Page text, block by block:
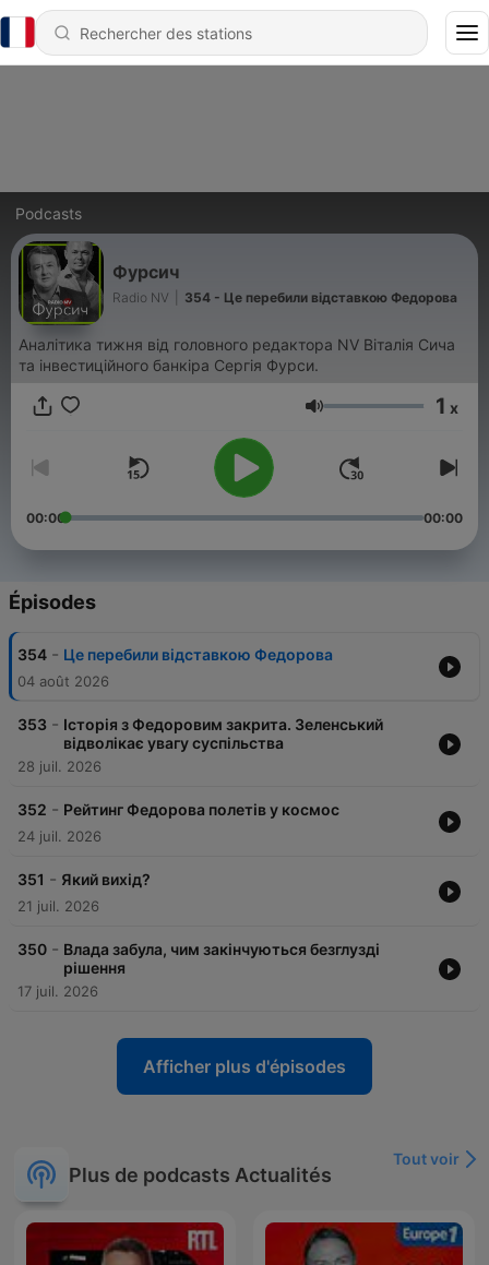
Podcasts
Фурсич
Radio NV 354 - Це перебили відставкою Федорова
Аналітика тижня від головного редактора NV Віталія Сича
та інвестиційного банкіра Сергія Фурси.
Volume 1 x
00:00 00:00
Épisodes
354 - Це перебили відставкою Федорова
04 août 2026
353 - Історія з Федоровим закрита. Зеленський
відволікає увагу суспільства
28 juil. 2026
352 - Рейтинг Федорова полетів у космос
24 juil. 2026
351 - Який вихід?
21 juil. 2026
350 - Влада забула, чим закінчуються безглузді
рішення
17 juil. 2026
Afficher plus d'épisodes
Plus de podcasts Actualités
Tout voir